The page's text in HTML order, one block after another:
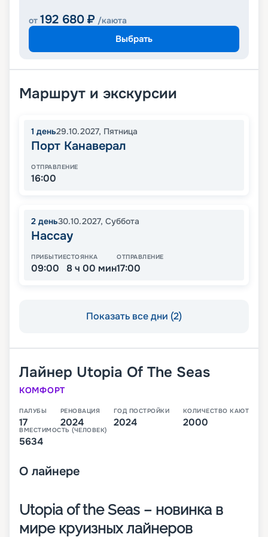
от 192 680 ₽ /каюта
Выбрать
Маршрут и экскурсии
1 день29.10.2027, Пятница
Порт Канаверал
ОТПРАВЛЕНИЕ
16:00
2 день30.10.2027, Суббота
Нассау
ПРИБЫТИЕ
09:00
СТОЯНКА
8 ч 00 мин
ОТПРАВЛЕНИЕ
17:00
Показать все дни (2)
Лайнер Utopia Of The Seas
КОМФОРТ
ПАЛУБЫ
17
РЕНОВАЦИЯ
2024
ГОД ПОСТРОЙКИ
2024
КОЛИЧЕСТВО КАЮТ
2000
ВМЕСТИМОСТЬ (ЧЕЛОВЕК)
5634
О лайнере
Utopia of the Seas – новинка в
мире круизных лайнеров